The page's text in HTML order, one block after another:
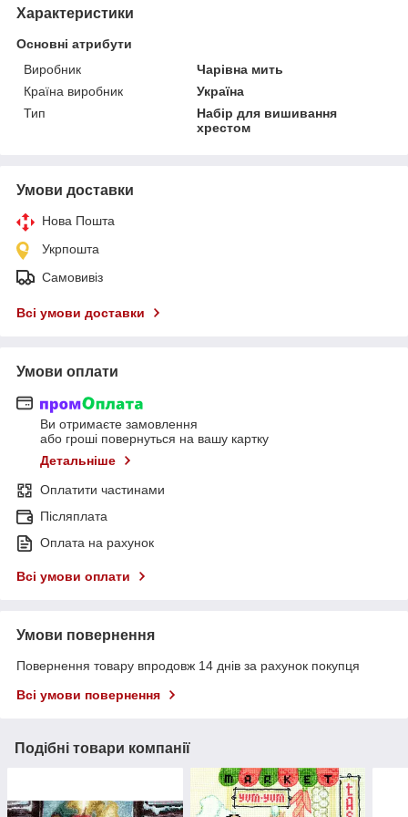
Характеристики
Основні атрибути
Виробник
Чарівна мить
Країна виробник
Україна
Тип
Набір для вишивання
хрестом
Умови доставки
Нова Пошта
Укрпошта
Самовивіз
Всі умови доставки
Умови оплати
Ви отримаєте замовлення
або гроші повернуться на вашу картку
Детальніше
Оплатити частинами
Післяплата
Оплата на рахунок
Всі умови оплати
Умови повернення
Повернення товару впродовж 14 днів за рахунок покупця
Всі умови повернення
Подібні товари компанії